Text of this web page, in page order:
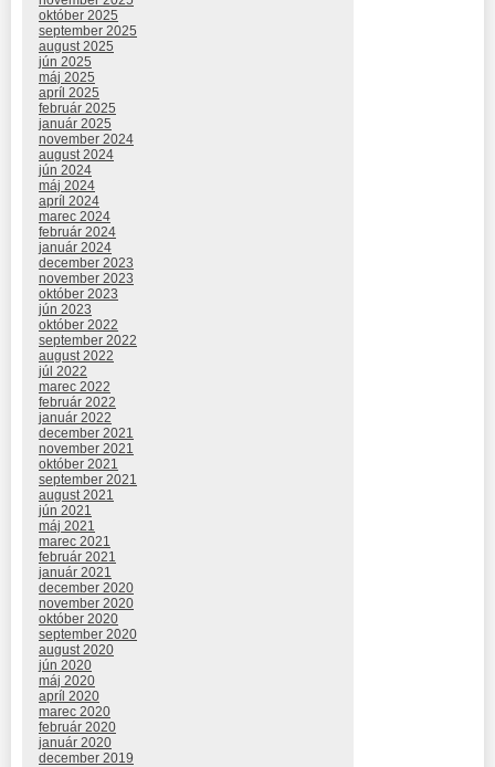
október 2025
september 2025
august 2025
jún 2025
máj 2025
apríl 2025
február 2025
január 2025
november 2024
august 2024
jún 2024
máj 2024
apríl 2024
marec 2024
február 2024
január 2024
december 2023
november 2023
október 2023
jún 2023
október 2022
september 2022
august 2022
júl 2022
marec 2022
február 2022
január 2022
december 2021
november 2021
október 2021
september 2021
august 2021
jún 2021
máj 2021
marec 2021
február 2021
január 2021
december 2020
november 2020
október 2020
september 2020
august 2020
jún 2020
máj 2020
apríl 2020
marec 2020
február 2020
január 2020
december 2019